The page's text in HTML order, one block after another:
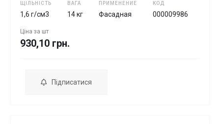
ЩІЛЬНІСТЬ
1,6 г/см3
ВАГА
14 кг
ПРИМЕНЕНИЕ
Фасадная
КОД
000009986
Ціна за шт
930,10 грн.
Підписатися